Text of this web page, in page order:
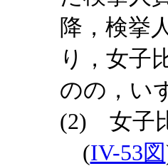
降，検挙
り，女子
のの，い
(2) 女子
(IV-53図